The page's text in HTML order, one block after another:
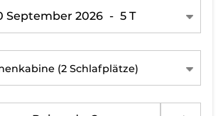
September 2026 - 5 T
(2 Schlafplätze)